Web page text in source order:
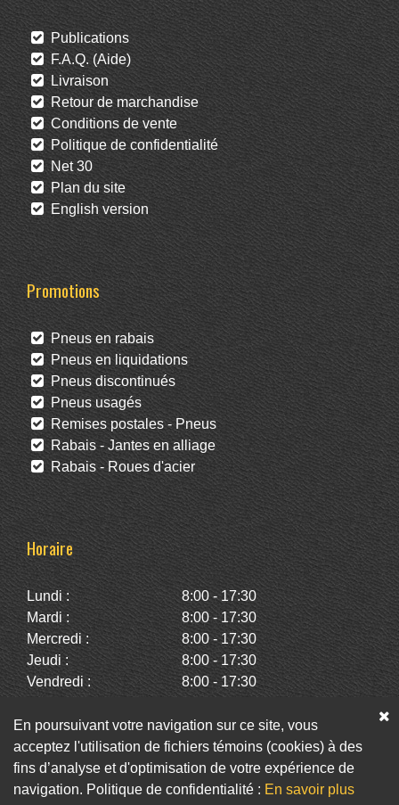
Publications
F.A.Q. (Aide)
Livraison
Retour de marchandise
Conditions de vente
Politique de confidentialité
Net 30
Plan du site
English version
Promotions
Pneus en rabais
Pneus en liquidations
Pneus discontinués
Pneus usagés
Remises postales - Pneus
Rabais - Jantes en alliage
Rabais - Roues d'acier
Horaire
Lundi :
8:00 - 17:30
Mardi :
8:00 - 17:30
Mercredi :
8:00 - 17:30
Jeudi :
8:00 - 17:30
Vendredi :
8:00 - 17:30
Dimanche :
Fermé
Facebook Twitter Infolettre
En poursuivant votre navigation sur ce site, vous
acceptez l'utilisation de fichiers témoins (cookies) à des
fins d’analyse et d'optimisation de votre expérience de
navigation. Politique de confidentialité : En savoir plus